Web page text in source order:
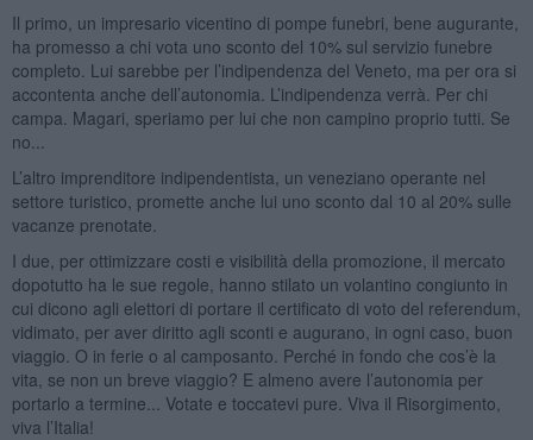
Il primo, un impresario vicentino di pompe funebri, bene augurante,
ha promesso a chi vota uno sconto del 10% sul servizio funebre
completo. Lui sarebbe per l’indipendenza del Veneto, ma per ora si
accontenta anche dell’autonomia. L’indipendenza verrà. Per chi
campa. Magari, speriamo per lui che non campino proprio tutti. Se
no...
L’altro imprenditore indipendentista, un veneziano operante nel
settore turistico, promette anche lui uno sconto dal 10 al 20% sulle
vacanze prenotate.
I due, per ottimizzare costi e visibilità della promozione, il mercato
dopotutto ha le sue regole, hanno stilato un volantino congiunto in
cui dicono agli elettori di portare il certificato di voto del referendum,
vidimato, per aver diritto agli sconti e augurano, in ogni caso, buon
viaggio. O in ferie o al camposanto. Perché in fondo che cos’è la
vita, se non un breve viaggio? E almeno avere l’autonomia per
portarlo a termine... Votate e toccatevi pure. Viva il Risorgimento,
viva l’Italia!